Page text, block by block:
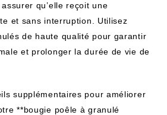
qu’elle reçoit une
et sans interruption. Utilisez
de haute qualité pour garantir
et prolonger la durée de vie de
supplémentaires pour améliorer
**bougie poêle à granulé